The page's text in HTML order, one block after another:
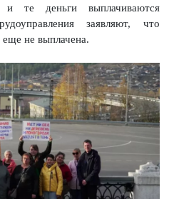
те деньги выплачиваются
заявляют, что
еще не выплачена.